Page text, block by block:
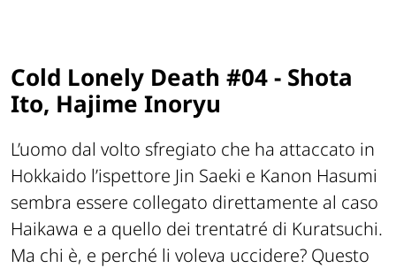
Cold Lonely Death #04 - Shota
Ito, Hajime Inoryu
L’uomo dal volto sfregiato che ha attaccato in
Hokkaido l’ispettore Jin Saeki e Kanon Hasumi
sembra essere collegato direttamente al caso
Haikawa e a quello dei trentatré di Kuratsuchi.
Ma chi è, e perché li voleva uccidere? Questo